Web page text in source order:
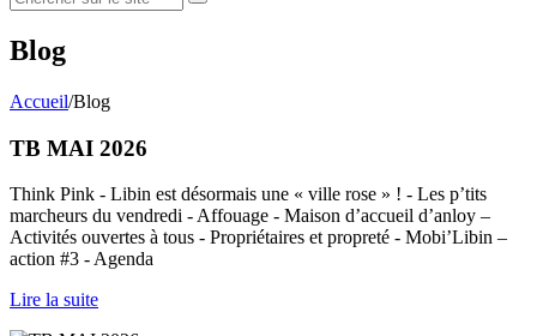
Formulaire de recherche
Blog
Accueil/Blog
TB MAI 2026
Think Pink - Libin est désormais une « ville rose » ! - Les p’tits
marcheurs du vendredi - Affouage - Maison d’accueil d’anloy –
Activités ouvertes à tous - Propriétaires et propreté - Mobi’Libin –
action #3 - Agenda
Lire la suite